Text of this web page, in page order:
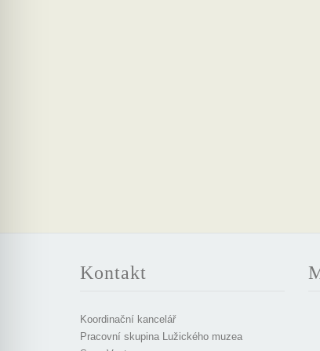
Kontakt
Koordinační kancelář
Pracovní skupina Lužického muzea